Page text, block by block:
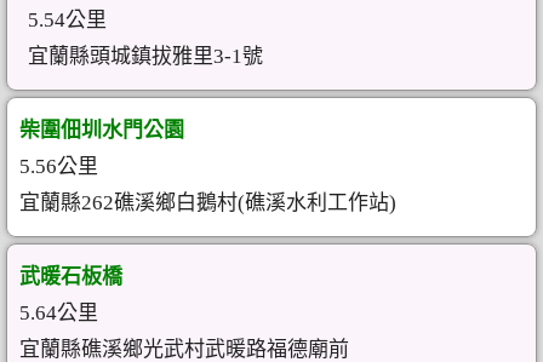
5.54公里
宜蘭縣頭城鎮拔雅里3-1號
柴圍佃圳水門公園
5.56公里
宜蘭縣262礁溪鄉白鵝村(礁溪水利工作站)
武暖石板橋
5.64公里
宜蘭縣礁溪鄉光武村武暖路福德廟前